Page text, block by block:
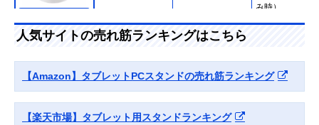
み時）
Amazonで見る
サンワサプライ
ミスタンド PDA-
STN35S
視聴とタイピング
人気サイトの売れ筋ランキングはこちら
【Amazon】タブレットPCスタンドの売れ筋ランキング
【楽天市場】タブレット用スタンドランキング